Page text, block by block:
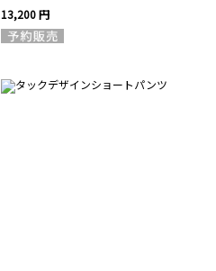
13,200 円